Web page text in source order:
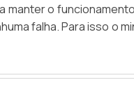
manter o
falha. Para isso o
das melhores
que pode vir pré-